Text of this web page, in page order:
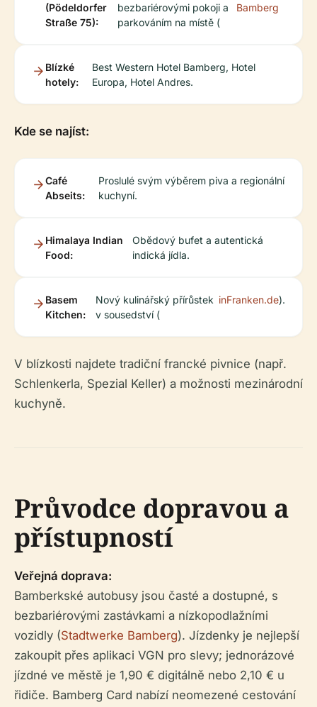
(Pödeldorfer
Straße 75):
bezbariérovými pokoji a
parkováním na místě (
Bamberg
Blízké
hotely:
Best Western Hotel Bamberg, Hotel
Europa, Hotel Andres.
Kde se najíst:
Café
Abseits:
Proslulé svým výběrem piva a regionální
kuchyní.
Himalaya Indian
Food:
Obědový bufet a autentická
indická jídla.
Basem
Kitchen:
Nový kulinářský přírůstek
v sousedství (
inFranken.de).
V blízkosti najdete tradiční francké pivnice (např.
Schlenkerla, Spezial Keller) a možnosti mezinárodní
kuchyně.
Průvodce dopravou a
přístupností
Veřejná doprava:
Bamberkské autobusy jsou časté a dostupné, s
bezbariérovými zastávkami a nízkopodlažními
vozidly (Stadtwerke Bamberg). Jízdenky je nejlepší
zakoupit přes aplikaci VGN pro slevy; jednorázové
jízdné ve městě je 1,90 € digitálně nebo 2,10 € u
řidiče. Bamberg Card nabízí neomezené cestování